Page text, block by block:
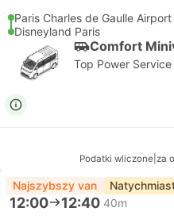
Paris Charles de Gaulle Airport
Disneyland Paris
Comfort
Top Power Service
Podatki wliczone za
Najszybszy van
12:00 12:40 40m